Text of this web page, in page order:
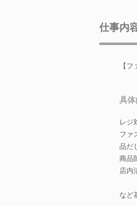
仕事内
【
具体
レジ
ファ
品だ
商品
店内
など